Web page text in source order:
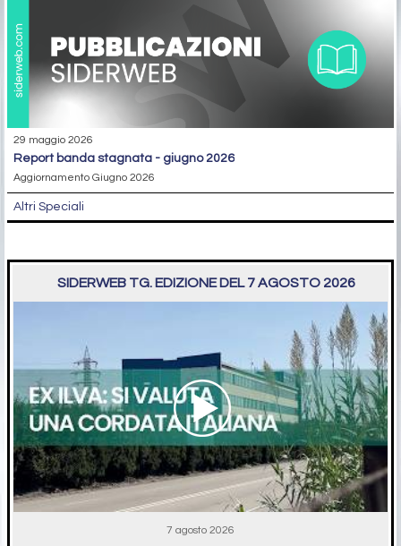
29 maggio 2026
report banda stagnata - giugno 2026
Aggiornamento Giugno 2026
Altri Speciali
SIDERWEB TG. EDIZIONE DEL 7 AGOSTO 2026
7 agosto 2026